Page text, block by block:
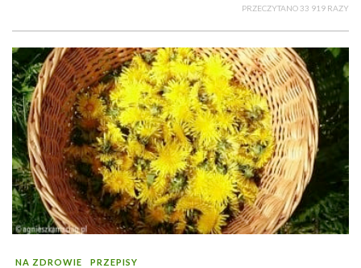
PRZECZYTANO 33 919 RAZY
NA ZDROWIE PRZEPISY